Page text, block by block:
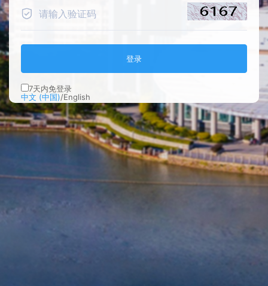
登录
7天内免登录
中文 (中国)/English